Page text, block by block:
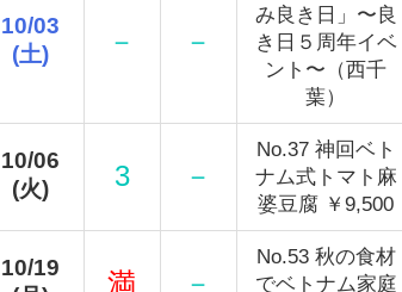
10/03
(土)
－ －
み良き日」〜良
き日５周年イベ
ント〜（西千
葉）
10/06
(火)
3 －
No.37 神回ベト
ナム式トマト麻
婆豆腐 ￥9,500
10/19
満 －
No.53 秋の食材
でベトナム家庭